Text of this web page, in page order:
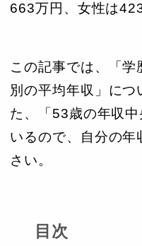
663万円、女性は423
この記事では、「
別の平均年収」につ
た、「53歳の年収
いるので、自分の
さい。
目次